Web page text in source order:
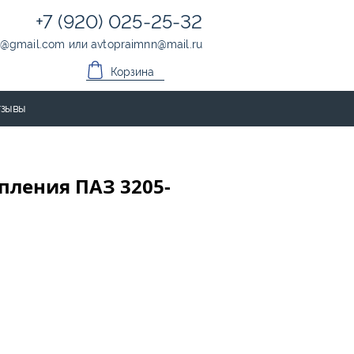
ПАЗ 3205-
+7 (920) 025-25-32
@gmail.com илиavtopraimnn@mail.ru
Корзина